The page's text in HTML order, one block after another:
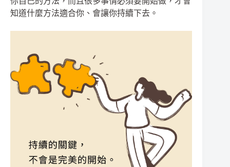
知道什麼方法適合你、會讓你持續下去。